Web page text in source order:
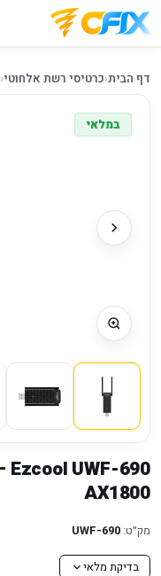
דף הבית‹כרטיסי רשת אלחוטי‹
במלאי
מק״ט: UWF-690
בדיקת מלאי